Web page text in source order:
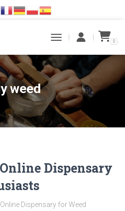
TOGGLE NAVIGATION0
weed
Dispensary
Dispensary for Weed